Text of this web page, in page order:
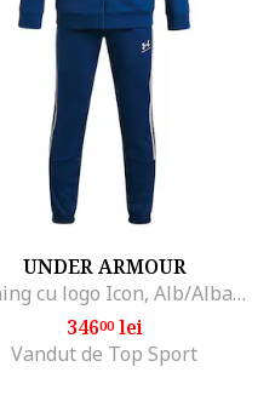
UNDER ARMOUR
Trening cu logo Icon, Alb/Albastru inchis
34600lei
Vandut de Top Sport